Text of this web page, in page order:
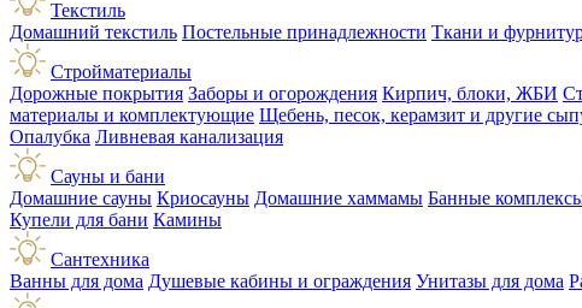
Текстиль
Домашний текстиль Постельные принадлежности Ткани и
Стройматериалы
Дорожные покрытия Заборы и огорождения Кирпич, блоки, ЖБИ
материалы и комплектующие Щебень, песок, керамзит и другие
Опалубка Ливневая канализация
Сауны и бани
Домашние сауны Криосауны Домашние хаммамы Банные
Купели для бани Камины
Сантехника
Ванны для дома Душевые кабины и ограждения Унитазы для дома